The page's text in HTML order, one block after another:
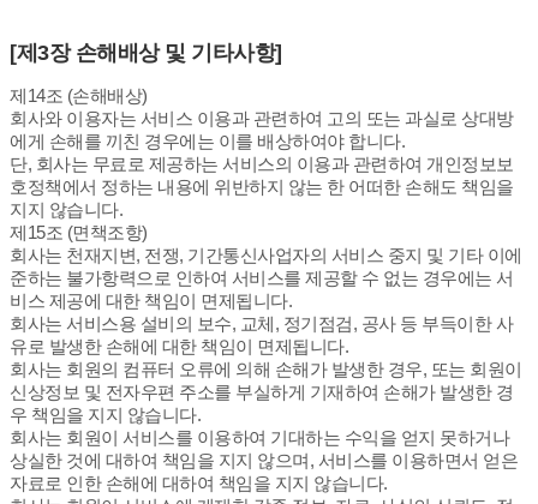
[제3장 손해배상 및 기타사항]
제14조 (손해배상)
회사와 이용자는 서비스 이용과 관련하여 고의 또는 과실로 상대방
에게 손해를 끼친 경우에는 이를 배상하여야 합니다.
단, 회사는 무료로 제공하는 서비스의 이용과 관련하여 개인정보보
호정책에서 정하는 내용에 위반하지 않는 한 어떠한 손해도 책임을
지지 않습니다.
제15조 (면책조항)
회사는 천재지변, 전쟁, 기간통신사업자의 서비스 중지 및 기타 이에
준하는 불가항력으로 인하여 서비스를 제공할 수 없는 경우에는 서
비스 제공에 대한 책임이 면제됩니다.
회사는 서비스용 설비의 보수, 교체, 정기점검, 공사 등 부득이한 사
유로 발생한 손해에 대한 책임이 면제됩니다.
회사는 회원의 컴퓨터 오류에 의해 손해가 발생한 경우, 또는 회원이
신상정보 및 전자우편 주소를 부실하게 기재하여 손해가 발생한 경
우 책임을 지지 않습니다.
회사는 회원이 서비스를 이용하여 기대하는 수익을 얻지 못하거나
상실한 것에 대하여 책임을 지지 않으며, 서비스를 이용하면서 얻은
자료로 인한 손해에 대하여 책임을 지지 않습니다.